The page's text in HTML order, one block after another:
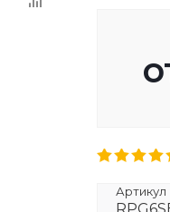
Артикул